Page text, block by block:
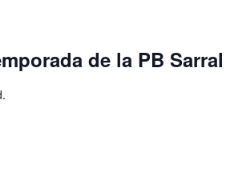
de la PB Sarral